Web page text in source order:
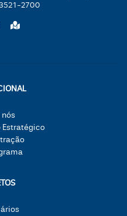
2700
nós
Estratégico